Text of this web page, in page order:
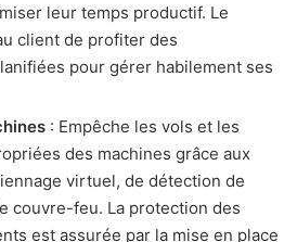
leur temps productif. Le
client de profiter des
pour gérer habilement ses
: Empêche les vols et les
des machines grâce aux
virtuel, de détection de
couvre-feu. La protection des
est assurée par la mise en place